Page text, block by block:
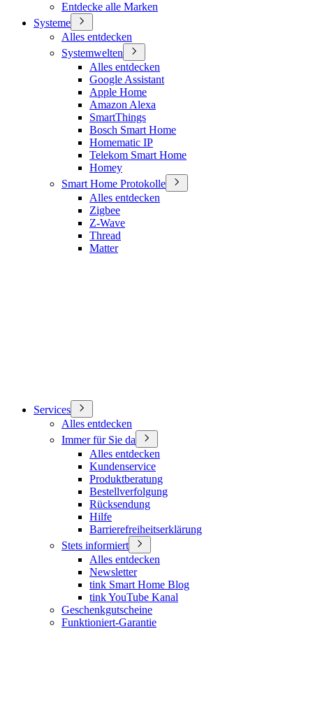
Entdecke alle Marken
Systeme
Alles entdecken
Systemwelten
Alles entdecken
Google Assistant
Apple Home
Amazon Alexa
SmartThings
Bosch Smart Home
Homematic IP
Telekom Smart Home
Homey
Smart Home Protokolle
Alles entdecken
Zigbee
Z-Wave
Thread
Matter
Services
Alles entdecken
Immer für Sie da
Alles entdecken
Kundenservice
Produktberatung
Bestellverfolgung
Rücksendung
Hilfe
Barrierefreiheitserklärung
Stets informiert
Alles entdecken
Newsletter
tink Smart Home Blog
tink YouTube Kanal
Geschenkgutscheine
Funktioniert-Garantie